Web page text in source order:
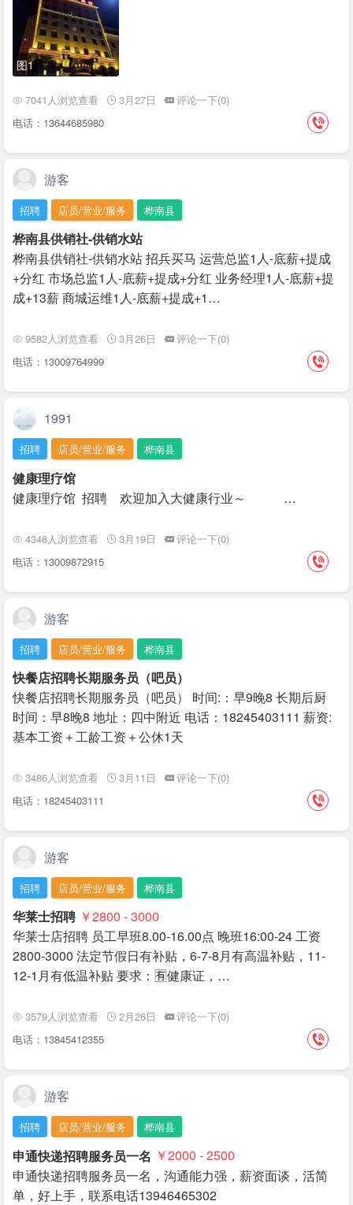
图1
7041人浏览查看 3月27日
评论一下(0)
电话：13644685980
游客
招聘 店员/营业/服务 桦南县
桦南县供销社-供销水站
桦南县供销社-供销水站 招兵买马 运营总监1人-底薪+提成
+分红 市场总监1人-底薪+提成+分红 业务经理1人-底薪+提
成+13薪 商城运维1人-底薪+提成+1…
9582人浏览查看 3月26日
评论一下(0)
电话：13009764999
1991
招聘 店员/营业/服务 桦南县
健康理疗馆
健康理疗馆 招聘 欢迎加入大健康行业～ …
4348人浏览查看 3月19日
评论一下(0)
电话：13009872915
游客
招聘 店员/营业/服务 桦南县
快餐店招聘长期服务员（吧员）
快餐店招聘长期服务员（吧员） 时间:：早9晚8 长期后厨
时间：早8晚8 地址：四中附近 电话：18245403111 薪资:
基本工资＋工龄工资＋公休1天
3486人浏览查看 3月11日
评论一下(0)
电话：18245403111
游客
招聘 店员/营业/服务 桦南县
华莱士招聘 ￥2800 - 3000
华莱士店招聘 员工早班8.00-16.00点 晚班16:00-24 工资
2800-3000 法定节假日有补贴，6-7-8月有高温补贴，11-
12-1月有低温补贴 要求：🈶健康证，…
3579人浏览查看 2月26日
评论一下(0)
电话：13845412355
游客
招聘 店员/营业/服务 桦南县
申通快递招聘服务员一名 ￥2000 - 2500
申通快递招聘服务员一名，沟通能力强，薪资面谈，活简
单，好上手，联系电话13946465302